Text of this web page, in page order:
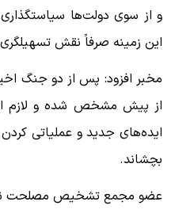
و از سوی دولت‌ها
این زمینه صرفاً نقش تسهیل‎گری دارند.
مخبر افزود: پس از دو جنگ
از پیش مشخص شده و لازم
ایده‌های جدید و عملیاتی
بچشاند.
عضو مجمع تشخیص مصلحت